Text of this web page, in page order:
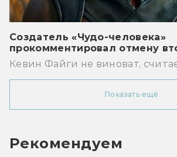
Создатель «Чудо-человека»
прокомментировал отмену
Кевин Файги не виноват,
Показать ещё
Рекомендуем